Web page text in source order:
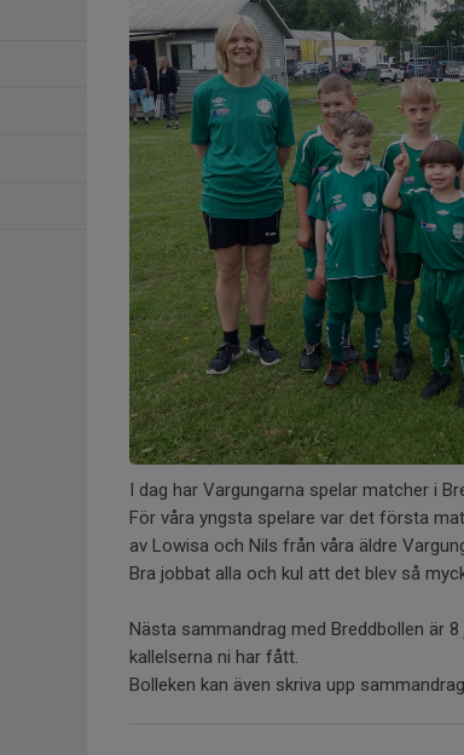
I dag har Vargungarna spelar matcher i
För våra yngsta spelare var det första
av Lowisa och Nils från våra äldre
Bra jobbat alla och kul att det blev så
Nästa sammandrag med Breddbollen är
kallelserna ni har fått.
Bolleken kan även skriva upp